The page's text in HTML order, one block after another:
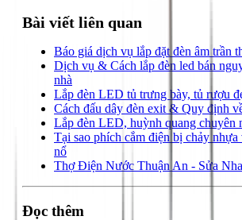
Bài viết liên quan
Báo giá dịch vụ lắp đặt đèn âm trần
Dịch vụ & Cách lắp đèn led bán
nhà
Lắp đèn LED tủ trưng bày, tủ rượu
Cách đấu dây đèn exit & Quy định
Lắp đèn LED, huỳnh quang chuyên
Tại sao phích cắm điện bị chảy
nổ
Thợ Điện Nước Thuận An - Sửa
Đọc thêm